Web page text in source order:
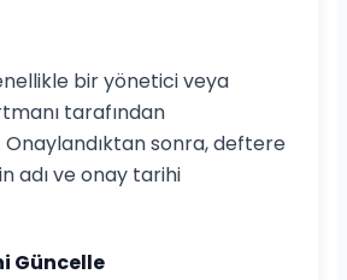
bir yönetici veya
tarafından
Onaylandıktan sonra, deftere
adı ve onay tarihi
Güncelle